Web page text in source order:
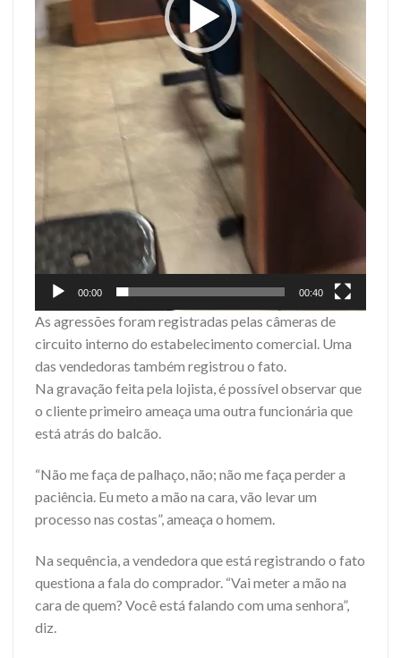
00:00 00:40
As agressões foram registradas pelas câmeras de
circuito interno do estabelecimento comercial. Uma
das vendedoras também registrou o fato.
Na gravação feita pela lojista, é possível observar que
o cliente primeiro ameaça uma outra funcionária que
está atrás do balcão.
“Não me faça de palhaço, não; não me faça perder a
paciência. Eu meto a mão na cara, vão levar um
processo nas costas”, ameaça o homem.
Na sequência, a vendedora que está registrando o fato
questiona a fala do comprador. “Vai meter a mão na
cara de quem? Você está falando com uma senhora”,
diz.